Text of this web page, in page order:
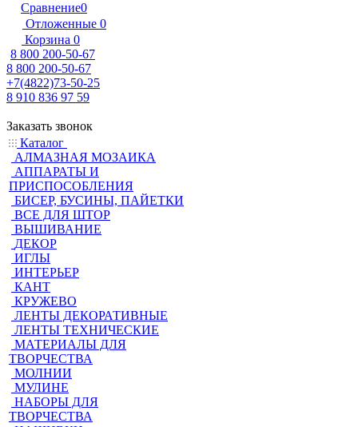
Сравнение0
Отложенные 0
Корзина 0
8 800 200-50-67
8 800 200-50-67
+7(4822)73-50-25
8 910 836 97 59
Заказать звонок
Каталог
АЛМАЗНАЯ МОЗАИКА
АППАРАТЫ И
ПРИСПОСОБЛЕНИЯ
БИСЕР, БУСИНЫ, ПАЙЕТКИ
ВСЕ ДЛЯ ШТОР
ВЫШИВАНИЕ
ДЕКОР
ИГЛЫ
ИНТЕРЬЕР
КАНТ
КРУЖЕВО
ЛЕНТЫ ДЕКОРАТИВНЫЕ
ЛЕНТЫ ТЕХНИЧЕСКИЕ
МАТЕРИАЛЫ ДЛЯ
ТВОРЧЕСТВА
МОЛНИИ
МУЛИНЕ
НАБОРЫ ДЛЯ
ТВОРЧЕСТВА